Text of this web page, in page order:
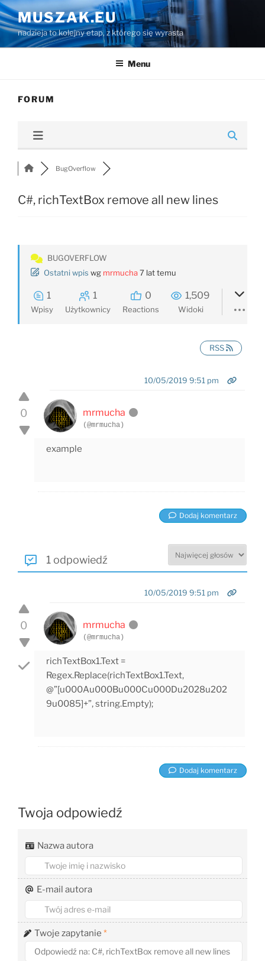
Przejdź
do
treści
MUSZAK.EU
nadzieja to kolejny etap, z którego się wyrasta
Menu
FORUM
BugOverflow
C#, richTextBox remove all new lines
BUGOVERFLOW
Ostatni wpis wg mrmucha7 lat temu
1
Wpisy
1
Użytkownicy
0
Reactions
1,509
Widoki
RSS
0
10/05/2019 9:51 pm
mrmucha
(@mrmucha)
example
Dodaj komentarz
1 odpowiedź
0
10/05/2019 9:51 pm
mrmucha
(@mrmucha)
richTextBox1.Text =
Regex.Replace(richTextBox1.Text,
@”[u000Au000Bu000Cu000Du2028u202
9u0085]+”, string.Empty);
Dodaj komentarz
Twoja odpowiedź
Nazwa autora
E-mail autora
Twoje zapytanie *